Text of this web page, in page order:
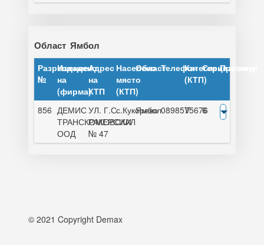
Област Ямбол
Разрешение
№
Издадено
на
(фирма)
Адрес
на
КТП
Населено
място
(КТП)
ОбластТелефонКатегория
(КТП)
Специалисти
Преглед
856 ДЕМИС
ТРАНСКОМЕРСИАЛ
ООД
УЛ. Г.С.
РАКОВСКИ
№ 47
с.Кукорево
Ямбол0898575676
V 6
© 2021 Copyright Demax